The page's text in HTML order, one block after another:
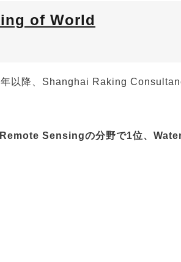
of World
年以降、S hanghai Raking
Sensingの分野で1位、